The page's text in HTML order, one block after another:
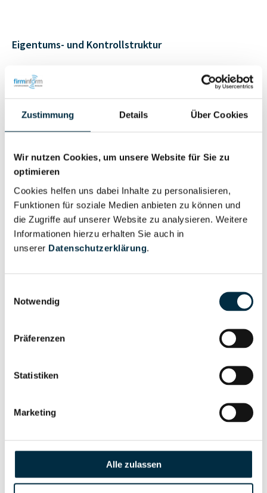
Zustimmung Details Über Cookies
Wir nutzen Cookies, um unsere Website für Sie zu
optimieren
Cookies helfen uns dabei Inhalte zu personalisieren,
Funktionen für soziale Medien anbieten zu können und
die Zugriffe auf unserer Website zu analysieren. Weitere
Informationen hierzu erhalten Sie auch in
unserer Datenschutzerklärung.
Notwendig
Präferenzen
Statistiken
Marketing
Alle zulassen
Eigentums- und Kontrollstruktur
Vollständiges
anfragen
Unternehmensnetzwerk
Vollständiges
Wirtschaftlich
Berechtigten Pfad
Vollständiges
Unternehmensprofil
anfragen
Sanktionslistenstatus
Unternehmensprofil
Vollständiges
anfragen